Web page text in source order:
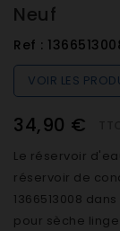
Neuf
Ref :
VOIR LES
34,90 €
Le réservoir
réservoir de
1366513008
pour sèche